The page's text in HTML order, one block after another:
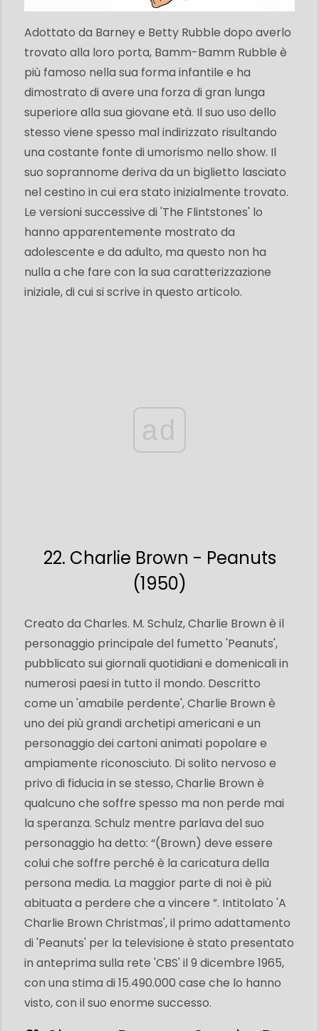
Adottato da Barney e Betty Rubble dopo averlo
trovato alla loro porta, Bamm-Bamm Rubble è
più famoso nella sua forma infantile e ha
dimostrato di avere una forza di gran lunga
superiore alla sua giovane età. Il suo uso dello
stesso viene spesso mal indirizzato risultando
una costante fonte di umorismo nello show. Il
suo soprannome deriva da un biglietto lasciato
nel cestino in cui era stato inizialmente trovato.
Le versioni successive di 'The Flintstones' lo
hanno apparentemente mostrato da
adolescente e da adulto, ma questo non ha
nulla a che fare con la sua caratterizzazione
iniziale, di cui si scrive in questo articolo.
ad
22. Charlie Brown - Peanuts
(1950)
Creato da Charles. M. Schulz, Charlie Brown è il
personaggio principale del fumetto 'Peanuts',
pubblicato sui giornali quotidiani e domenicali in
numerosi paesi in tutto il mondo. Descritto
come un 'amabile perdente', Charlie Brown è
uno dei più grandi archetipi americani e un
personaggio dei cartoni animati popolare e
ampiamente riconosciuto. Di solito nervoso e
privo di fiducia in se stesso, Charlie Brown è
qualcuno che soffre spesso ma non perde mai
la speranza. Schulz mentre parlava del suo
personaggio ha detto: “(Brown) deve essere
colui che soffre perché è la caricatura della
persona media. La maggior parte di noi è più
abituata a perdere che a vincere ”. Intitolato 'A
Charlie Brown Christmas', il primo adattamento
di 'Peanuts' per la televisione è stato presentato
in anteprima sulla rete 'CBS' il 9 dicembre 1965,
con una stima di 15.490.000 case che lo hanno
visto, con il suo enorme successo.